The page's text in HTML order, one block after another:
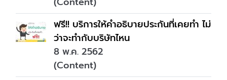
ฟรี!! บริการให้คำอธิบายประกันที่เคยทำ ไม่
ว่าจะทำกับบริษัทไหน
8 พ.ค. 2562
(Content)